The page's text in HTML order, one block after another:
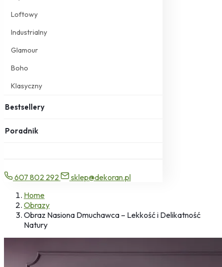
Loftowy
Industrialny
Glamour
Boho
Klasyczny
Bestsellery
Poradnik
607 802 292
sklep@dekoran.pl
Home
Obrazy
Obraz Nasiona Dmuchawca – Lekkość i Delikatność
Natury